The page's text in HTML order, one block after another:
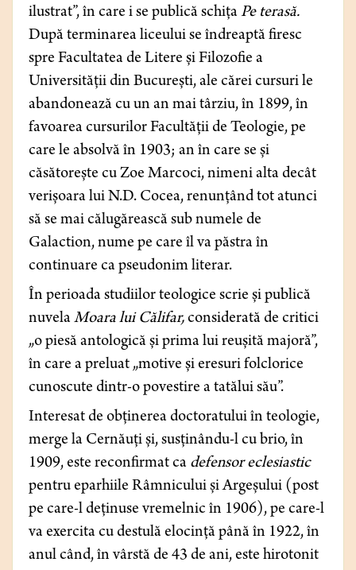
ilustrat”, în care i se publică schița Pe terasă.
După terminarea liceului se îndreaptă firesc
spre Facultatea de Litere și Filozofie a
Universității din București, ale cărei cursuri le
abandonează cu un an mai târziu, în 1899, în
favoarea cursurilor Facultății de Teologie, pe
care le absolvă în 1903; an în care se și
căsătorește cu Zoe Marcoci, nimeni alta decât
verișoara lui N.D. Cocea, renunțând tot atunci
să se mai călugărească sub numele de
Galaction, nume pe care îl va păstra în
continuare ca pseudonim literar.
În perioada studiilor teologice scrie și publică
nuvela Moara lui Călifar, considerată de critici
„o piesă antologică și prima lui reușită majoră”,
în care a preluat „motive și eresuri folclorice
cunoscute dintr-o povestire a tatălui său”.
Interesat de obținerea doctoratului în teologie,
merge la Cernăuți și, susținându-l cu brio, în
1909, este reconfirmat ca defensor eclesiastic
pentru eparhiile Râmnicului și Argeșului (post
pe care-l deținuse vremelnic în 1906), pe care-l
va exercita cu destulă elocință până în 1922, în
anul când, în vârstă de 43 de ani, este hirotonit